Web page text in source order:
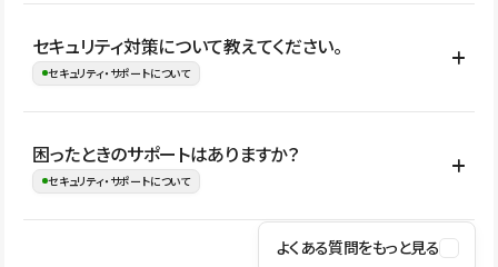
はい。CMSやコンポーネントを活用して更新範囲を設計しておく
ことで、デザインを崩しにくい状態で運用できます。 さらにコン
ながらレイアウトに影響を与えずに更新作業を進めやすくなりま
す。
セキュリティ対策について教えてください。
セキュリティ・サポートについて
Studioでは、公開サイトやサービスを安全に利用できるよう、通信
の暗号化、データ保護、アクセス管理、脆弱性対策など、複数の観
はSSL/TLSによる通信暗号化に対応しており、悪質なスクリプトの
困ったときのサポートはありますか？
セキュリティ・サポートについて
操作方法や機能については、ヘルプセンターでご確認いただけま
よくある質問をもっと見る